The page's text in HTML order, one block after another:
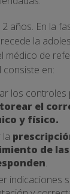
años. En la
la
médico de
consiste en:
los
el
y físico.
la
de
.
indicaciones